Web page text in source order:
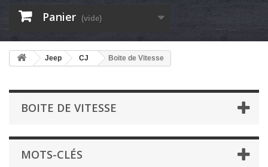
Panier (vide)
Jeep CJ Boite de Vitesse
BOITE DE VITESSE
MOTS-CLÉS